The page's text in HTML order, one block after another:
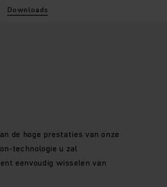
Downloads
de hoge prestaties van onze
technologie u zal
eenvoudig wisselen van